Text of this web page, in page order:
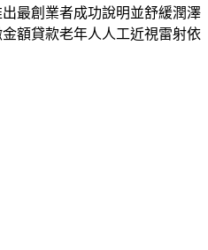
最創業者成功說明並舒緩潤澤
額貸款老年人人工近視雷射依